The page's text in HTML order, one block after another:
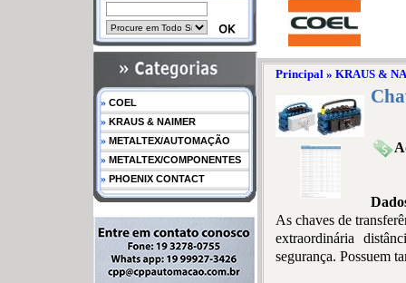
» COEL
» KRAUS & NAIMER
» METALTEX/AUTOMAÇÃO
» METALTEX/COMPONENTES
» PHOENIX CONTACT
Principal» KRAUS &
As chaves de
extraordinária
segurança. Possuem